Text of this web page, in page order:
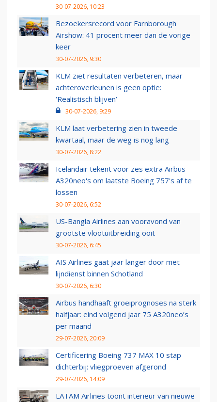
30-07-2026, 10:23
Bezoekersrecord voor Farnborough
Airshow: 41 procent meer dan de vorige
keer
30-07-2026, 9:30
KLM ziet resultaten verbeteren, maar
achteroverleunen is geen optie:
‘Realistisch blijven’
30-07-2026, 9:29
KLM laat verbetering zien in tweede
kwartaal, maar de weg is nog lang
30-07-2026, 8:22
Icelandair tekent voor zes extra Airbus
A320neo's om laatste Boeing 757's af te
lossen
30-07-2026, 6:52
US-Bangla Airlines aan vooravond van
grootste vlootuitbreiding ooit
30-07-2026, 6:45
AIS Airlines gaat jaar langer door met
lijndienst binnen Schotland
30-07-2026, 6:30
Airbus handhaaft groeiprognoses na sterk
halfjaar: eind volgend jaar 75 A320neo’s
per maand
29-07-2026, 20:09
Certificering Boeing 737 MAX 10 stap
dichterbij: vliegproeven afgerond
29-07-2026, 14:09
LATAM Airlines toont interieur van nieuwe